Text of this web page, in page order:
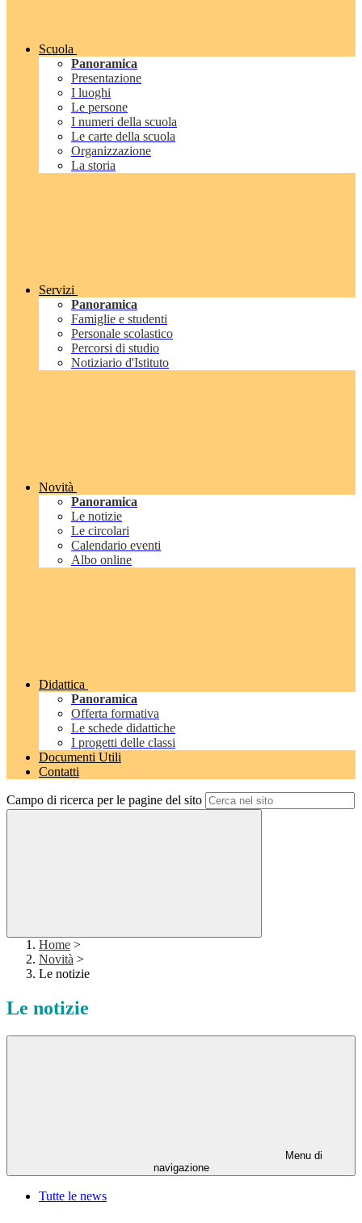
Scuola
Panoramica
Presentazione
I luoghi
Le persone
I numeri della scuola
Le carte della scuola
Organizzazione
La storia
Servizi
Panoramica
Famiglie e studenti
Personale scolastico
Percorsi di studio
Notiziario d'Istituto
Novità
Panoramica
Le notizie
Le circolari
Calendario eventi
Albo online
Didattica
Panoramica
Offerta formativa
Le schede didattiche
I progetti delle classi
Documenti Utili
Contatti
Campo di ricerca per le pagine del sito
Home >
Novità >
Le notizie
Le notizie
Menu di
navigazione
Tutte le news